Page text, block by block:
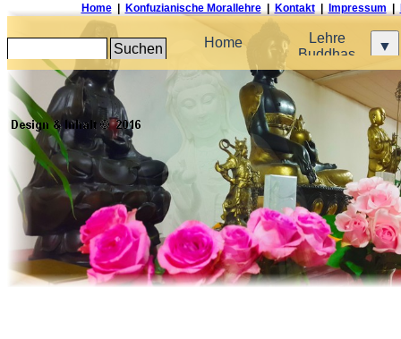
Direkt zum Seiteninhalt
Dharmatag - Tempelleben
erfahren
Home
Lehre
Buddhas
▼
Home| Konfuzianische Morallehre| Kontakt| Impressum
Suchen